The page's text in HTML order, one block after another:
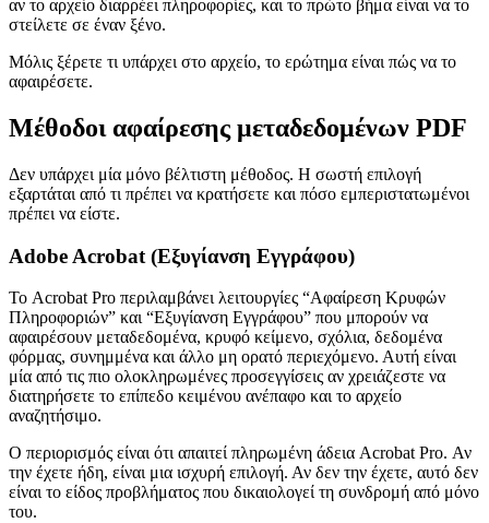
αν το αρχείο διαρρέει πληροφορίες, και το πρώτο βήμα είναι να το
στείλετε σε έναν ξένο.
Μόλις ξέρετε τι υπάρχει στο αρχείο, το ερώτημα είναι πώς να το
αφαιρέσετε.
Μέθοδοι αφαίρεσης μεταδεδομένων PDF
Δεν υπάρχει μία μόνο βέλτιστη μέθοδος. Η σωστή επιλογή
εξαρτάται από τι πρέπει να κρατήσετε και πόσο εμπεριστατωμένοι
πρέπει να είστε.
Adobe Acrobat (Εξυγίανση Εγγράφου)
Το Acrobat Pro περιλαμβάνει λειτουργίες “Αφαίρεση Κρυφών
Πληροφοριών” και “Εξυγίανση Εγγράφου” που μπορούν να
αφαιρέσουν μεταδεδομένα, κρυφό κείμενο, σχόλια, δεδομένα
φόρμας, συνημμένα και άλλο μη ορατό περιεχόμενο. Αυτή είναι
μία από τις πιο ολοκληρωμένες προσεγγίσεις αν χρειάζεστε να
διατηρήσετε το επίπεδο κειμένου ανέπαφο και το αρχείο
αναζητήσιμο.
Ο περιορισμός είναι ότι απαιτεί πληρωμένη άδεια Acrobat Pro. Αν
την έχετε ήδη, είναι μια ισχυρή επιλογή. Αν δεν την έχετε, αυτό δεν
είναι το είδος προβλήματος που δικαιολογεί τη συνδρομή από μόνο
του.